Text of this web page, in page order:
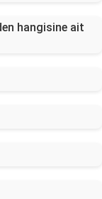
hangisine ait